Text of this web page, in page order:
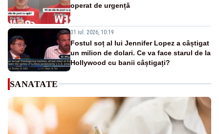
operat de urgență
31 iul. 2026, 10:19
Fostul soț al lui Jennifer Lopez a câștigat
un milion de dolari. Ce va face starul de la
Hollywood cu banii câștigați?
SANATATE